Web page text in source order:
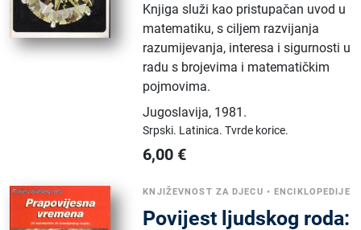
Knjiga služi kao pristupačan uvod u
matematiku, s ciljem razvijanja
razumijevanja, interesa i sigurnosti u
radu s brojevima i matematičkim
pojmovima.
Jugoslavija, 1981.
Srpski. Latinica.Tvrde korice.
6,00 €
KNJIŽEVNOST ZA DJECU •ENCIKLOPEDIJE
Povijest ljudskog roda: